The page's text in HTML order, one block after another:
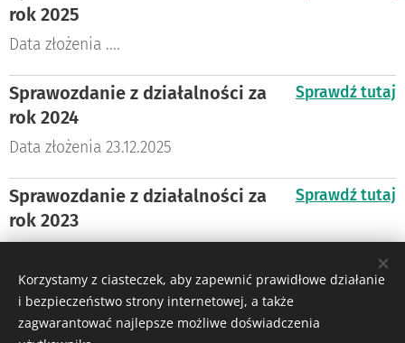
rok 2025
Data złożenia ....
Sprawozdanie z działalności za
rok 2024
Data złożenia 23.12.2025
Sprawdź tutaj
Sprawozdanie z działalności za
rok 2023
09.12.2025
Sprawdź tutaj
Korzystamy z ciasteczek, aby zapewnić prawidłowe działanie
i bezpieczeństwo strony internetowej, a także
zagwarantować najlepsze możliwe doświadczenia